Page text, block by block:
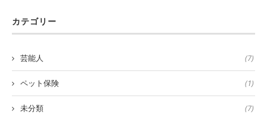
カテゴリー
芸能人 (7)
ペット保険 (1)
未分類 (7)